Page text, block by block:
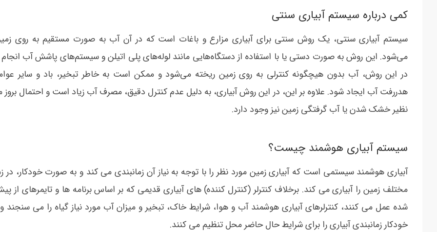
کمی درباره سیستم آبیاری سنتی
سیستم آبیاری سنتی، یک روش سنتی برای آبیاری مزارع و باغات است که در آن آب به صورت مستقیم به روی
می‌شود. این روش به صورت دستی یا با استفاده از دستگاه‌هایی مانند لوله‌های پلی اتیلن و سیستم‌های پاشش آب
در این روش، آب بدون هیچگونه کنترلی به روی زمین ریخته می‌شود و ممکن است به خاطر تبخیر، باد و سایر
هدررفت آب ایجاد شود. علاوه بر این، در این روش آبیاری، به دلیل عدم کنترل دقیق، مصرف آب زیاد است و احتمال بروز
نظیر خشک شدن یا آب گرفتگی زمین نیز وجود دارد.
سیستم آبیاری هوشمند چیست؟
آبیاری هوشمند سیستمی است که آبیاری زمین مورد نظر را با توجه به نیاز آن زمانبندی می کند و به صورت خودکار، در
مختلف زمین را آبیاری می کند. برخلاف کنترلر (کنترل کننده) های آبیاری قدیمی که بر اساس برنامه ها و تایمرهای از
شده عمل می کنند، کنترلرهای آبیاری هوشمند آب و هوا، شرایط خاک، تبخیر و میزان آب مورد نیاز گیاه را می سنجند
خودکار زمانبندی آبیاری را برای شرایط حال حاضر محل تنظیم می کنند.